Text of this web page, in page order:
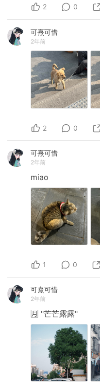
2 0
可熹可惜
2年前
2 0
可熹可惜
2年前
miao
1 0
可熹可惜
2年前
🈷️ "芒芒露露"